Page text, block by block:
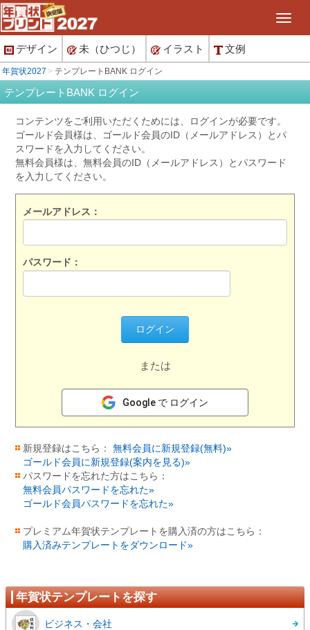
デザイン 未（ひつじ） イラスト 文例
年賀状2027 テンプレートBANK ログイン
テンプレートBANK ログイン
コンテンツをご利用いただくためには、ログインが必要です。
ゴールド会員様は、ゴールド会員のID（メールアドレス）とパ
スワードを入力してください。
無料会員様は、無料会員のID（メールアドレス）とパスワード
を入力してください。
メールアドレス：
パスワード：
または
Google で ログイン
新規登録はこちら：無料会員に新規登録(無料)»
ゴールド会員に新規登録(案内を見る)»
パスワードを忘れた方はこちら：
無料会員パスワードを忘れた»
ゴールド会員パスワードを忘れた»
プレミアム年賀状テンプレートを購入済の方はこちら：
購入済みテンプレートをダウンロード»
年賀状テンプレートを探す
ビジネス・会社